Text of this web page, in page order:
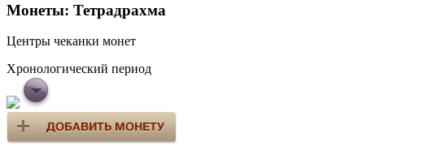
Монеты: Тетрадрахма
Центры чеканки монет
Хронологический период